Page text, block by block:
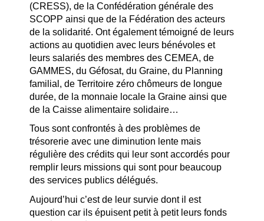
(CRESS), de la Confédération générale des
SCOPP ainsi que de la Fédération des acteurs
de la solidarité. Ont également témoigné de leurs
actions au quotidien avec leurs bénévoles et
leurs salariés des membres des CEMEA, de
GAMMES, du Géfosat, du Graine, du Planning
familial, de Territoire zéro chômeurs de longue
durée, de la monnaie locale la Graine ainsi que
de la Caisse alimentaire solidaire…
Tous sont confrontés à des problèmes de
trésorerie avec une diminution lente mais
régulière des crédits qui leur sont accordés pour
remplir leurs missions qui sont pour beaucoup
des services publics délégués.
Aujourd’hui c’est de leur survie dont il est
question car ils épuisent petit à petit leurs fonds